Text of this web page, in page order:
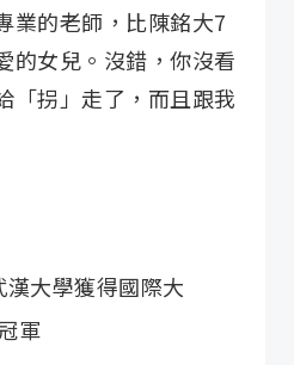
業的老師，比陳銘大7
的女兒。沒錯，你沒看
「拐」走了，而且跟我
大學獲得國際大
軍